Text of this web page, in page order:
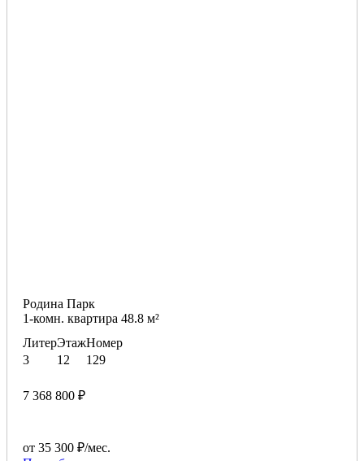
Родина Парк
1-комн. квартира 48.8 м²
Литер
3
Этаж
12
Номер
129
7 368 800 ₽
от 35 300 ₽/мес.